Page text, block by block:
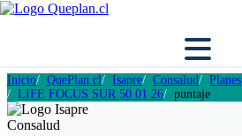
Inicio QuePlan.cl Isapre Consalud
Planes
LIFE FOCUS SUR 50 01 26
puntaje